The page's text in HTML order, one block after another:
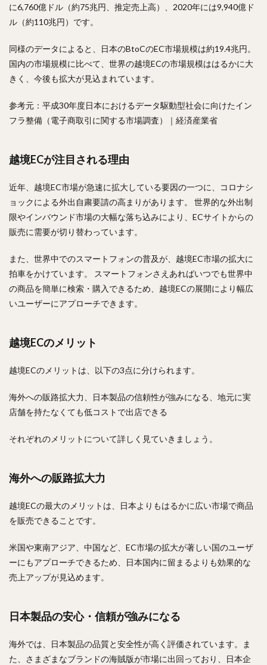
に6,760億ドル（約75兆円、推定売上高）、2020年には9,940億ド
ル（約110兆円）です。
同様のデータによると、日本のBtoCのEC市場規模は約19.4兆円。
国内の市場規模に比べて、世界の越境ECの市場規模ははるかに大
きく、今後も拡大が見込まれています。
参考元：平成30年度日本におけるデータ駆動型社会に向けたイン
フラ整備（電子商取引に関する市場調査）｜経済産業省
越境ECが注目される理由
近年、越境EC市場が急速に拡大している要因の一つに、コロナシ
ョックによる外出自粛要請の高まりがあります。 世界的な外出制
限やインバウンド市場の大幅な落ち込みにより、ECサイトからの
販売に需要が切り替わっています。
また、世界中でのスマートフォンの普及が、越境EC市場の拡大に
拍車をかけています。 スマートフォンさえあればいつでも世界中
の商品を簡単に検索・購入できるため、越境ECの展開により幅広
いユーザーにアプローチできます。
越境ECのメリット
越境ECのメリットは、以下の3点に分けられます。
海外への販路拡大力、日本製品の信頼性が強みになる、地元に実
店舗を持たなくても低コストで出店できる
それぞれのメリットについて詳しく見ていきましょう。
海外への販路拡大力
越境ECの最大のメリットは、日本よりもはるかに広い市場で商品
を販売できることです。
米国や東南アジア、中国など、EC市場の拡大が著しい国のユーザ
ーにもアプローチできるため、日本国内に留まるよりも効果的な
売上アップが見込めます。
日本製品の安心・信頼が強みになる
海外では、日本製品の品質と安全性が高く評価されています。ま
た、さまざまなブランドの海賊版が市場に出回っており、日本企